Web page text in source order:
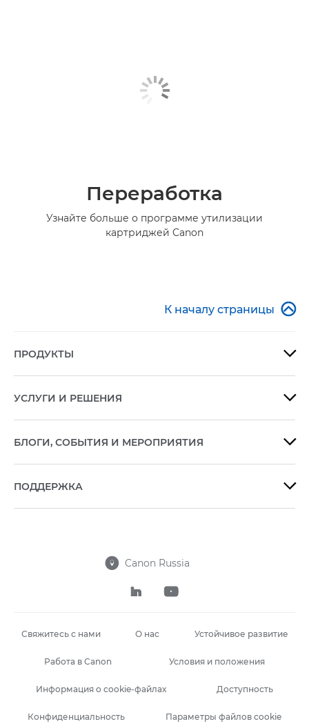
Переработка
Узнайте больше о программе утилизации
картриджей Canon
К началу страницы 
ПРОДУКТЫ 
УСЛУГИ И РЕШЕНИЯ 
БЛОГИ, СОБЫТИЯ И МЕРОПРИЯТИЯ 
ПОДДЕРЖКА 
 Canon Russia
 
Свяжитесь с нами О нас Устойчивое развитие
Работа в Canon Условия и положения
Информация о cookie-файлах Доступность
Конфиденциальность Параметры файлов cookie